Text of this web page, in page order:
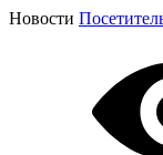
Новости